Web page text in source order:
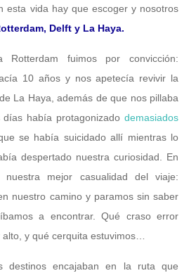
esta vida hay que escoger y nosotros
Delft y La Haya.
fuimos por convicción:
10 años y nos apetecía revivir la
La Haya, además de que nos pillaba
había protagonizado demasiados
se había suicidado allí mientras lo
despertado nuestra curiosidad. En
mejor casualidad del viaje:
nuestro camino y paramos sin saber
a encontrar. Qué craso error
y qué cerquita estuvimos…
destinos encajaban en la ruta que